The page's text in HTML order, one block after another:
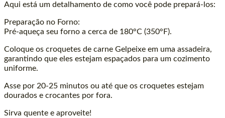
Aqui está um detalhamento de como você pode prepará-los:
Preparação no Forno:
Pré-aqueça seu forno a cerca de 180°C (350°F).
Coloque os croquetes de carne Gelpeixe em uma assadeira,
garantindo que eles estejam espaçados para um cozimento
uniforme.
Asse por 20-25 minutos ou até que os croquetes estejam
dourados e crocantes por fora.
Sirva quente e aproveite!